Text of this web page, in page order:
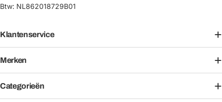
Btw: NL862018729B01
Klantenservice
Merken
Categorieën